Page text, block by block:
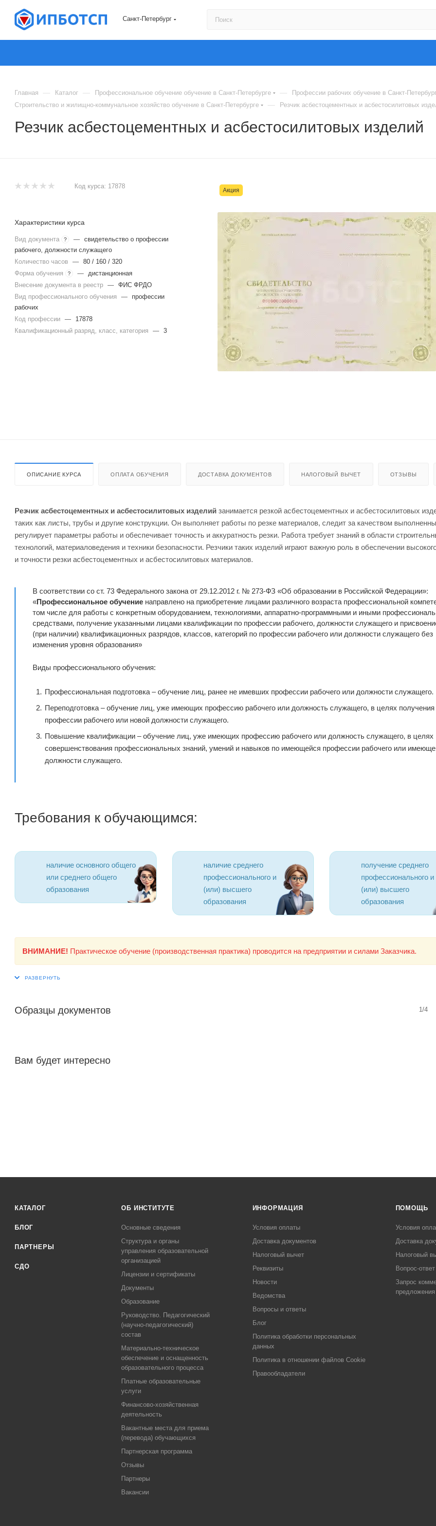
Санкт-Петербург
Главная — Каталог — Профессиональное обучение обучение в Санкт-Петербурге —
Профессии рабочих обучение в Санкт-
Строительство и жилищно-коммунальное хозяйство обучение в Санкт-Петербурге
— Резчик асбестоцементных и асбестосилитовых
Резчик асбестоцементных и асбестосилитовых изделий
Акция
Код курса: 17878
Характеристики курса
Вид документа ? — свидетельство о профессии
рабочего, должности служащего
Количество часов
— 80 / 160 / 320
Форма обучения
? —
дистанционная
Внесение документа в реестр — ФИС ФРДО
Вид профессионального обучения
—
профессии
рабочих
Код профессии —
17878
Квалификационный разряд, класс, категория
— 3
ОПИСАНИЕ КУРСА ОПЛАТА ОБУЧЕНИЯ ДОСТАВКА ДОКУМЕНТОВ НАЛОГОВЫЙ ВЫЧЕТ ОТЗЫВЫ
Резчик асбестоцементных и асбестосилитовых изделий занимается резкой асбестоцементных и асбестосилитовых
таких как листы, трубы и другие конструкции. Он выполняет работы по резке материалов, следит за качеством
регулирует параметры работы и обеспечивает точность и аккуратность резки. Работа требует знаний в области
технологий, материаловедения и техники безопасности. Резчики таких изделий играют важную роль в обеспечении
и точности резки асбестоцементных и асбестосилитовых материалов.
В соответствии со ст. 73 Федерального закона от 29.12.2012 г. № 273-ФЗ «Об образовании в Российской Федерации»:
«Профессиональное обучение направлено на приобретение лицами различного возраста профессиональной
том числе для работы с конкретным оборудованием, технологиями, аппаратно-программными и иными
средствами, получение указанными лицами квалификации по профессии рабочего, должности служащего и
(при наличии) квалификационных разрядов, классов, категорий по профессии рабочего или должности служащего без
изменения уровня образования»
Виды профессионального обучения:
Профессиональная подготовка – обучение лиц, ранее не имевших профессии рабочего или должности служащего.
Переподготовка – обучение лиц, уже имеющих профессию рабочего или должность служащего, в целях получения
профессии рабочего или новой должности служащего.
Повышение квалификации – обучение лиц, уже имеющих профессию рабочего или должность служащего, в целях
совершенствования профессиональных знаний, умений и навыков по имеющейся профессии рабочего или
должности служащего.
Требования к обучающимся:
наличие основного общего
или среднего общего
образования
наличие среднего
профессионального и
(или) высшего
образования
получение среднего
профессионального и
(или) высшего
образования
ВНИМАНИЕ! Практическое обучение (производственная практика) проводится на предприятии и силами Заказчика.
Образцы документов 1/4
Вам будет интересно
КАТАЛОГ
БЛОГ
ПАРТНЕРЫ
СДО
ОБ ИНСТИТУТЕ
Основные сведения
Структура и органы
управления образовательной
организацией
Лицензии и сертификаты
Документы
Образование
Руководство. Педагогический
(научно-педагогический)
состав
Материально-техническое
обеспечение и оснащенность
образовательного процесса
Платные образовательные
услуги
Финансово-хозяйственная
деятельность
Вакантные места для приема
(перевода) обучающихся
Партнерская программа
Отзывы
Партнеры
Вакансии
ИНФОРМАЦИЯ
Условия оплаты
Доставка документов
Налоговый вычет
Реквизиты
Новости
Ведомства
Вопросы и ответы
Блог
Политика обработки персональных
данных
Политика в отношении файлов Cookie
Правообладатели
ПОМОЩЬ
Условия
Доставка
Налоговый
Вопрос-ответ
Запрос
предложения